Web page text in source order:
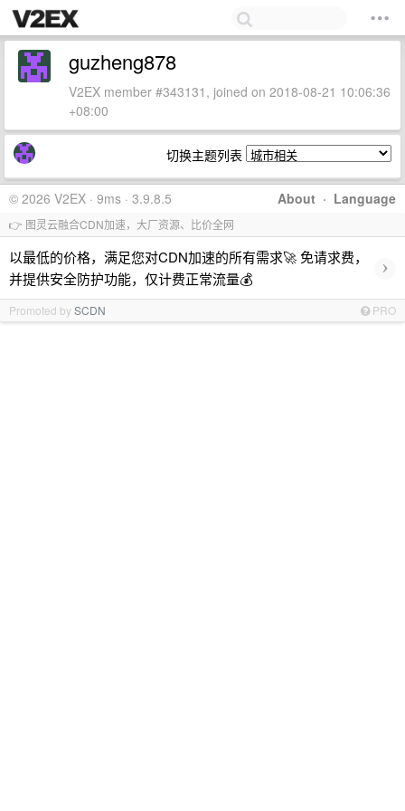
guzheng878
V2EX member #343131, joined on 2018-08-21 10:06:36
+08:00
切换主题列表
About · Language
© 2026 V2EX · 9ms · 3.9.8.5
👉 图灵云融合CDN加速，大厂资源、比价全网
以最低的价格，满足您对CDN加速的所有需求🚀 免请求费，
并提供安全防护功能，仅计费正常流量💰
›
Promoted bySCDN PRO